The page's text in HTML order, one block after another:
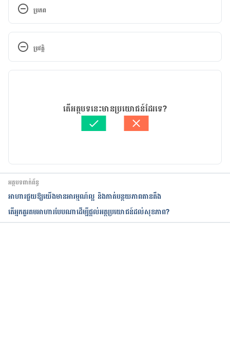
ប្រភព
https://www.medicalnewstoday.com/articles/2711
56#benefits
ប្រវត្តិ
កំណែ​ប្រែបច្ចុប្បន្ន
អត្ថបទ​ដោយ ថាត់ រ័ត្នមូនីតា
ទូច សុខា
បច្ចុប្បន្នភាពដោយ៖ Solika
តើអត្ថបទនេះមានប្រយោជន៍ដែរទេ?
អត្ថបទពាក់ព័ន្ធ
អាហារជួយឱ្យយើងមានអារម្មណ៍ល្អ​ និងកាត់បន្ថយភាពតានតឹង
តើអ្នកគួរតមអាហារបែបណាដើម្បីផ្តល់អត្ថប្រយោជន៍ដល់សុខភាព?